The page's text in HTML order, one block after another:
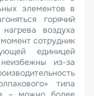
элементов в
горячий
воздуха
сотрудник
единицей
из-за
типа